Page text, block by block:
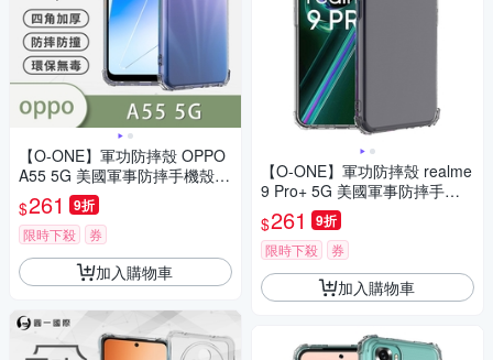
【O-ONE】軍功防摔殼 OPPO
A55 5G 美國軍事防摔手機殼
保護殼
$261 9折
限時下殺 券
加入購物車
【O-ONE】軍功防摔殼 realme
9 Pro+ 5G 美國軍事防摔手機
殼 保護殼
$261 9折
限時下殺 券
加入購物車